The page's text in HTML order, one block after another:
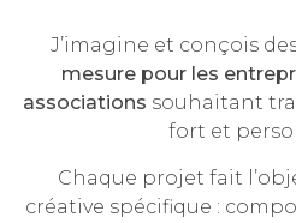
J’imagine et conçois
mesure pour les
associations souhaitant
fort et
Chaque projet fait
créative spécifique :